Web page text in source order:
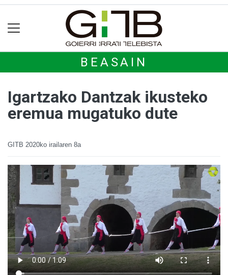
BEASAIN
Igartzako Dantzak ikusteko
eremua mugatuko dute
GITB 2020ko irailaren 8a